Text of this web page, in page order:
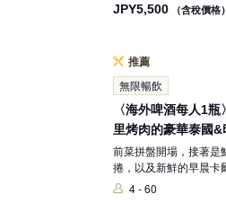
享用奢華的蟹肉炒飯和
JPY5,500 （含稅價格
推薦
無限暢飲
〈海外啤酒每人1
里烤肉的豪華泰國&
前菜拼盤開場，接著是
捲，以及新鮮的早晨卡
讓人心動不已。香辣酸
4 - 60